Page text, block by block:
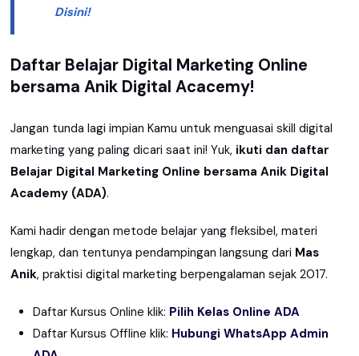
Disini!
Daftar Belajar Digital Marketing Online
bersama Anik Digital Acacemy!
Jangan tunda lagi impian Kamu untuk menguasai skill digital
marketing yang paling dicari saat ini! Yuk, ikuti dan daftar
Belajar Digital Marketing Online bersama Anik Digital
Academy (ADA).
Kami hadir dengan metode belajar yang fleksibel, materi
lengkap, dan tentunya pendampingan langsung dari Mas
Anik, praktisi digital marketing berpengalaman sejak 2017.
Daftar Kursus Online klik: Pilih Kelas Online ADA
Daftar Kursus Offline klik: Hubungi WhatsApp Admin